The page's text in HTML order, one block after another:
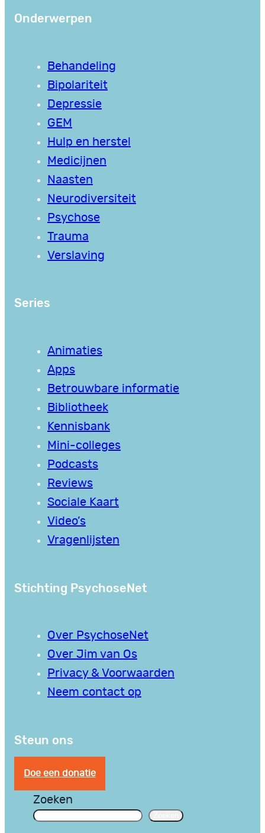
Onderwerpen
Behandeling
Bipolariteit
Depressie
GEM
Hulp en herstel
Medicijnen
Naasten
Neurodiversiteit
Psychose
Trauma
Verslaving
Series
Animaties
Apps
Betrouwbare informatie
Bibliotheek
Kennisbank
Mini-colleges
Podcasts
Reviews
Sociale Kaart
Video’s
Vragenlijsten
Stichting PsychoseNet
Over PsychoseNet
Over Jim van Os
Privacy & Voorwaarden
Neem contact op
Steun ons
Doe een donatie
Zoeken